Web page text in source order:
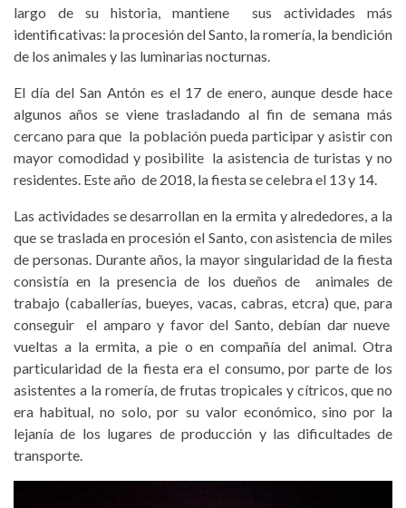
largo de su historia, mantiene sus actividades más
identificativas: la procesión del Santo, la romería, la bendición
de los animales y las luminarias nocturnas.
El día del San Antón es el 17 de enero, aunque desde hace
algunos años se viene trasladando al fin de semana más
cercano para que la población pueda participar y asistir con
mayor comodidad y posibilite la asistencia de turistas y no
residentes. Este año de 2018, la fiesta se celebra el 13 y 14.
Las actividades se desarrollan en la ermita y alrededores, a la
que se traslada en procesión el Santo, con asistencia de miles
de personas. Durante años, la mayor singularidad de la fiesta
consistía en la presencia de los dueños de animales de
trabajo (caballerías, bueyes, vacas, cabras, etcra) que, para
conseguir el amparo y favor del Santo, debían dar nueve
vueltas a la ermita, a pie o en compañía del animal. Otra
particularidad de la fiesta era el consumo, por parte de los
asistentes a la romería, de frutas tropicales y cítricos, que no
era habitual, no solo, por su valor económico, sino por la
lejanía de los lugares de producción y las dificultades de
transporte.